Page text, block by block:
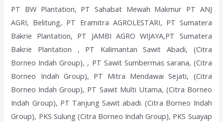
PT BW Plantation, PT Sahabat Mewah Makmur PT ANJ
AGRI, Belitung, PT Eramitra AGROLESTARI, PT Sumatera
Bakrie Plantation, PT JAMBI AGRO WIJAYA,PT Sumatera
Bakrie Plantation , PT Kalimantan Sawit Abadi, (Citra
Borneo Indah Group), , PT Sawit Sumbermas sarana, (Citra
Borneo Indah Group), PT Mitra Mendawai Sejati, (Citra
Borneo Indah Group), PT Sawit Multi Utama, (Citra Borneo
Indah Group), PT Tanjung Sawit abadi. (Citra Borneo Indah
Group), PKS Sulung (Citra Borneo Indah Group), PKS Suayap